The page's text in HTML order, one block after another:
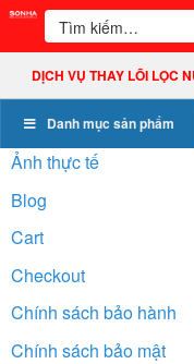
Bỏ
dung
Tìm
kiếm:
DỊCH VỤ THAY LÕI LỌC
Danh mục sản phẩm
Ảnh thực tế
Blog
Cart
Checkout
Chính sách bảo hành
Chính sách bảo mật